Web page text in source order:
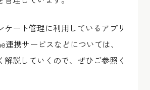
ケート管理に利用しているアプリ
連携サービスなどについては、
解説していくので、ぜひご参照く